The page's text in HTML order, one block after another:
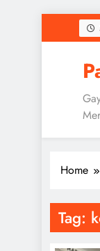
to
Home
Tag: